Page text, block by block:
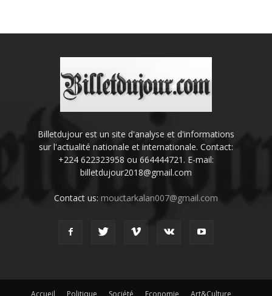
Billetdujour est un site d'analyse et d'informations
sur l'actualité nationale et internationale. Contact:
+224 622323958 ou 664444721. E-mail:
billetdujour2018@gmail.com
Contact us: mouctarkalan007@gmail.com